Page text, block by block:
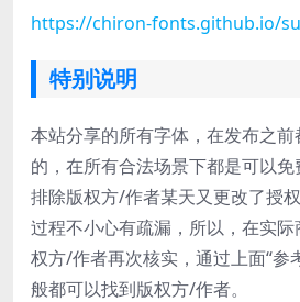
https://chiron-fonts.github.io/
特别说明
本站分享的所有字体，在发布之
的，在所有合法场景下都是可以
排除版权方/作者某天又更改了授
过程不小心有疏漏，所以，在实
权方/作者再次核实，通过上面“参
般都可以找到版权方/作者。